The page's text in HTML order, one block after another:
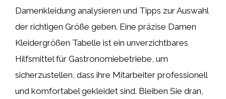
Damenkleidung analysieren und Tipps zur Auswahl
der richtigen Größe geben. Eine präzise Damen
Kleidergrößen Tabelle ist ein unverzichtbares
Hilfsmittel für Gastronomiebetriebe, um
sicherzustellen, dass ihre Mitarbeiter professionell
und komfortabel gekleidet sind. Bleiben Sie dran,